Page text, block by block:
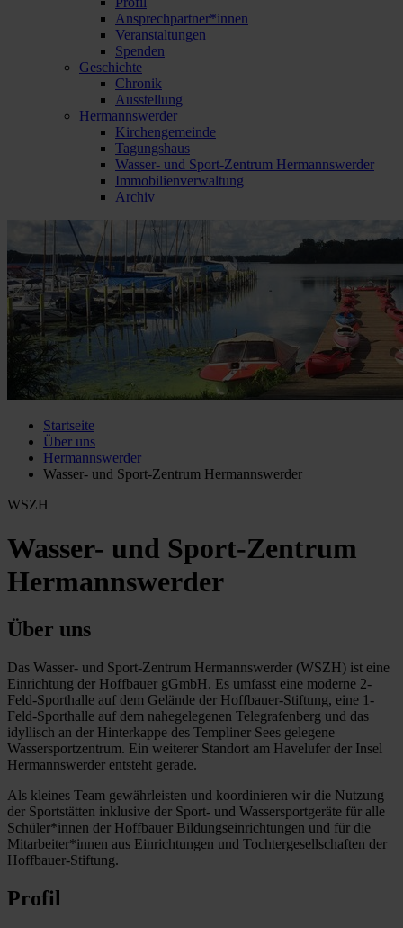
Ansprechpartner*innen
Veranstaltungen
Spenden
Geschichte
Chronik
Ausstellung
Hermannswerder
Kirchengemeinde
Tagungshaus
Wasser- und Sport-Zentrum Hermannswerder
Immobilienverwaltung
Archiv
Startseite
Über uns
Hermannswerder
Wasser- und Sport-Zentrum Hermannswerder
WSZH
Wasser- und Sport-Zentrum
Hermannswerder
Über uns
Das Wasser- und Sport-Zentrum Hermannswerder (WSZH) ist eine
Einrichtung der Hoffbauer gGmbH. Es umfasst eine moderne 2-
Feld-Sporthalle auf dem Gelände der Hoffbauer-Stiftung, eine 1-
Feld-Sporthalle auf dem nahegelegenen Telegrafenberg und das
idyllisch an der Hinterkappe des Templiner Sees gelegene
Wassersportzentrum. Ein weiterer Standort am Havelufer der Insel
Hermannswerder entsteht gerade.
Als kleines Team gewährleisten und koordinieren wir die Nutzung
der Sportstätten inklusive der Sport- und Wassersportgeräte für alle
Schüler*innen der Hoffbauer Bildungseinrichtungen und für die
Mitarbeiter*innen aus Einrichtungen und Tochtergesellschaften der
Hoffbauer-Stiftung.
Profil